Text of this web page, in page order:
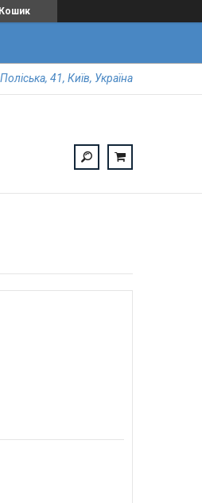
Кошик
41, Київ, Україна